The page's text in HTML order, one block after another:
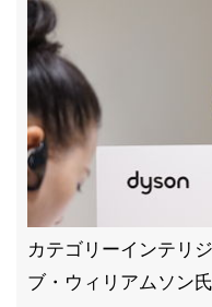
カテゴリーインテリ
ブ・ウィリアムソン氏